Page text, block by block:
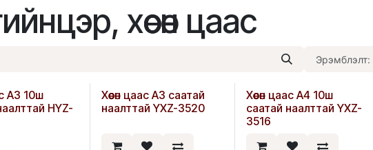
хөөсөн цаас
Эрэмблэлт:
А3 10ш
HYZ-
Хөөсөн цаас А3 саатай
наалттай YXZ-3520
Хөөсөн цаас А4 10ш
саатай наалттай YXZ-
3516